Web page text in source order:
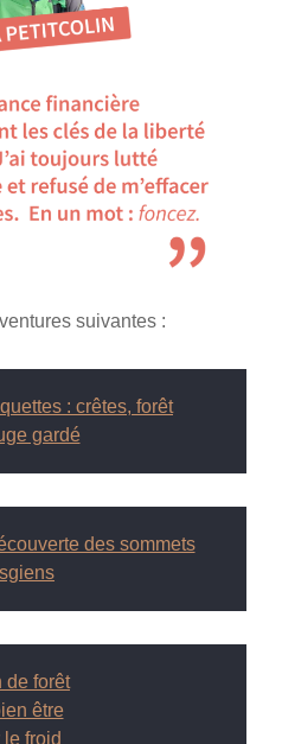
suivantes :
: crêtes, forêt
gardé
des sommets
de forêt
être
le froid